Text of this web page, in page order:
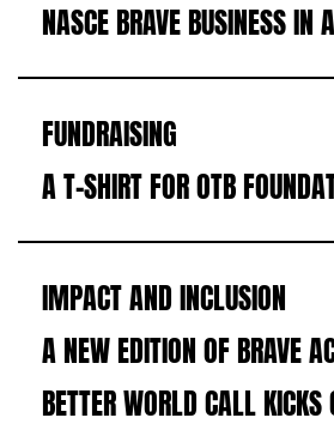
NASCE BRAVE BUSINESS IN
FUNDRAISING
A T-SHIRT FOR OTB
IMPACT AND INCLUSION
A NEW EDITION OF BRAVE
BETTER WORLD CALL KICKS